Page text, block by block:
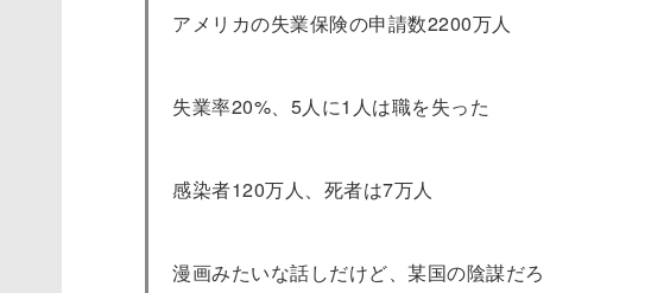
アメリカの失業保険の申請数2200万人
失業率20%、5人に1人は職を失った
感染者120万人、死者は7万人
漫画みたいな話しだけど、某国の陰謀だろ